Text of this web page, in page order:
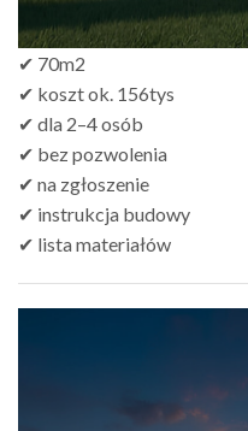
✔ 70m2
✔ koszt ok. 156tys
✔ dla 2–4 osób
✔ bez pozwolenia
✔ na zgłoszenie
✔ instrukcja budowy
✔ lista materiałów